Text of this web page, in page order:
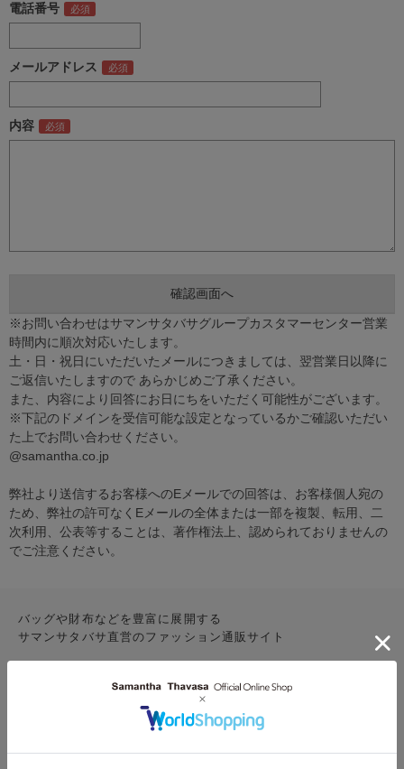
電話番号
メールアドレス
内容
※お問い合わせはサマンサタバサグループカスタマーセンター営業
時間内に順次対応いたします。
土・日・祝日にいただいたメールにつきましては、翌営業日以降に
ご返信いたしますので あらかじめご了承ください。
また、内容により回答にお日にちをいただく可能性がございます。
※下記のドメインを受信可能な設定となっているかご確認いただい
た上でお問い合わせください。
@samantha.co.jp
弊社より送信するお客様へのEメールでの回答は、お客様個人宛の
ため、弊社の許可なくEメールの全体または一部を複製、転用、二
次利用、公表等することは、著作権法上、認められておりませんの
でご注意ください。
バッグや財布などを豊富に展開する
サマンサタバサ直営のファッション通販サイト
お気に入りアイテム
特集